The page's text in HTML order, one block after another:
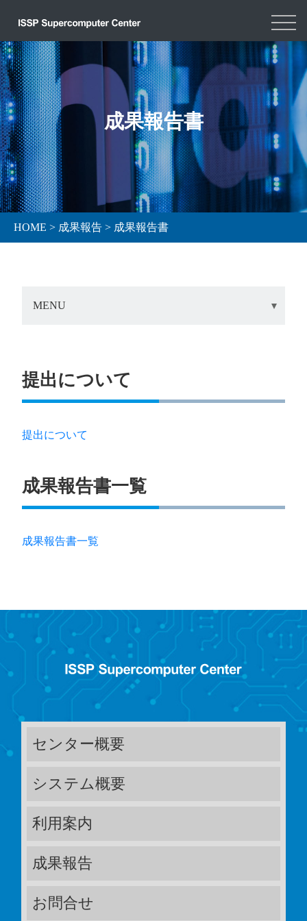
成果報告書
HOME > 成果報告 > 成果報告書
MENU
提出について
提出について
成果報告書⼀覧
成果報告書⼀覧
センター概要
システム概要
利用案内
成果報告
お問合せ